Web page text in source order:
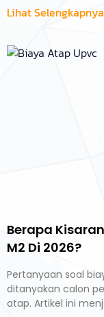
Lihat
Berapa
M2 Di 2026?
Pertanyaan soal
ditanyakan calon
atap. Artikel ini